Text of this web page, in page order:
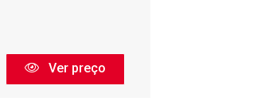
Ver preço